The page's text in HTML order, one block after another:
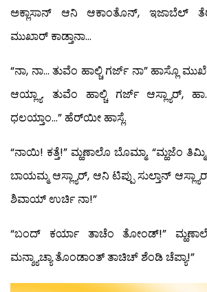
ಅಕ್ಲಾಸಾನ್ ಆನಿ ಆಕಾಂತೊನ್, ಇಜಾಬೆಲ್
ಮುಖಾರ್ ಕಾಡ್ತಾನಾ…
“ನಾ, ನಾ… ತುವೆಂ ಹಾಲ್ಚಿ ಗರ್ಜ್ ನಾ” ಹಾಸ್ಲೊ
ಆಯ್ಲ್ಯಾ. ತುವೆಂ ಹಾಲ್ಚಿ ಗರ್ಜ್ ಆಸ್ಲ್ಯಾರ್,
ಧಲಯ್ತಾಂ…” ಹೆರ್‌ಯೀ ಹಾಸ್ಲೆ.
“ನಾಯಿ! ಕತ್ತೆ!” ಮ್ಹಣಾಲೊ ಬೊಮ್ಮಾ. “ಮ್ಹಜೆಂ
ಬಾಯಮ್ಮ ಆಸ್ಲ್ಯಾರ್, ಆನಿ ಟಿಪ್ಪು ಸುಲ್ತಾನ್
ಶಿವಾಯ್ ಉರ್ಚಿ ನಾ!”
“ಬಂದ್ ಕರ್ಯಾ ತಾಚೆಂ ತೋಂಡ್!”
ಮನ್ಶ್ಯಾಚ್ಯಾ ತೊಂಡಾಂತ್ ತಾಚಿಚ್ ಶೆಂಡಿ ಚೆಪ್ಯಾ!”